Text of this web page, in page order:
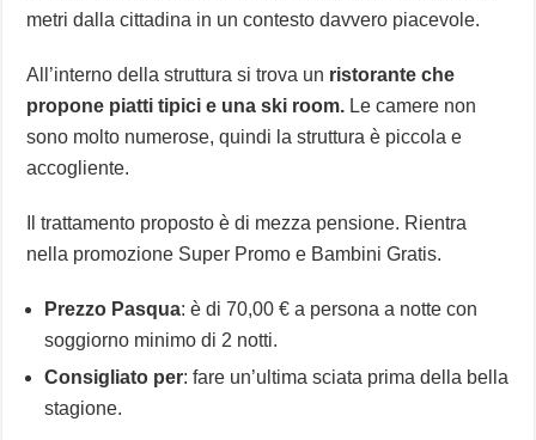
metri dalla cittadina in un contesto davvero piacevole.
All’interno della struttura si trova un ristorante che
propone piatti tipici e una ski room. Le camere non
sono molto numerose, quindi la struttura è piccola e
accogliente.
Il trattamento proposto è di mezza pensione. Rientra
nella promozione Super Promo e Bambini Gratis.
Prezzo Pasqua: è di 70,00 € a persona a notte con
soggiorno minimo di 2 notti.
Consigliato per: fare un’ultima sciata prima della bella
stagione.